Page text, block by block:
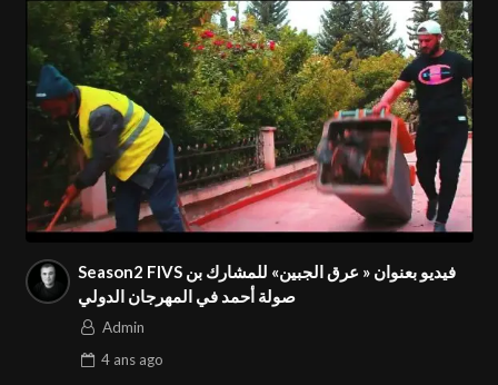
Season2 FIVS فيديو بعنوان « عرق الجبين» للمشارك بن
صولة أحمد في المهرجان الدولي
Admin
4 ans ago